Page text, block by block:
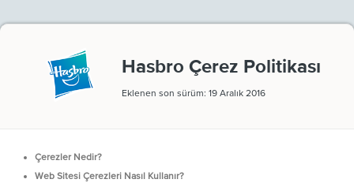
Hasbro Çerez Politikası
Eklenen son sürüm: 19 Aralık 2016
Çerezler Nedir?
Web Sitesi Çerezleri Nasıl Kullanır?